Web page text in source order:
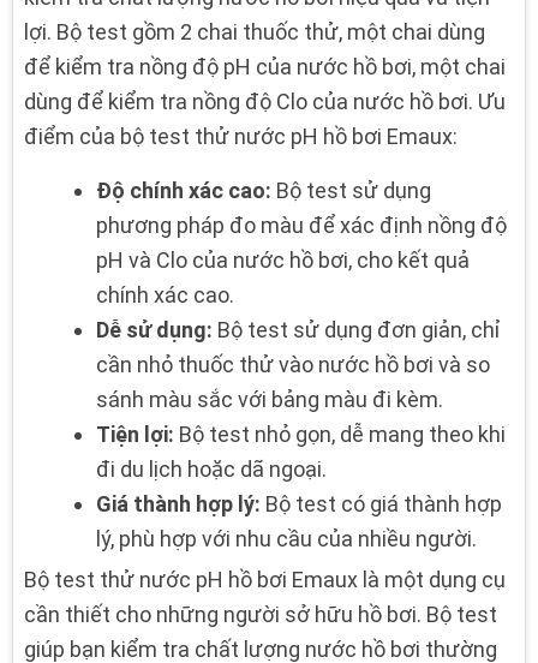
lợi. Bộ test gồm 2 chai thuốc thử, một chai dùng
để kiểm tra nồng độ pH của nước hồ bơi, một chai
dùng để kiểm tra nồng độ Clo của nước hồ bơi. Ưu
điểm của bộ test thử nước pH hồ bơi Emaux:
Độ chính xác cao: Bộ test sử dụng
phương pháp đo màu để xác định nồng độ
pH và Clo của nước hồ bơi, cho kết quả
chính xác cao.
Dễ sử dụng: Bộ test sử dụng đơn giản, chỉ
cần nhỏ thuốc thử vào nước hồ bơi và so
sánh màu sắc với bảng màu đi kèm.
Tiện lợi: Bộ test nhỏ gọn, dễ mang theo khi
đi du lịch hoặc dã ngoại.
Giá thành hợp lý: Bộ test có giá thành hợp
lý, phù hợp với nhu cầu của nhiều người.
Bộ test thử nước pH hồ bơi Emaux là một dụng cụ
cần thiết cho những người sở hữu hồ bơi. Bộ test
giúp bạn kiểm tra chất lượng nước hồ bơi thường